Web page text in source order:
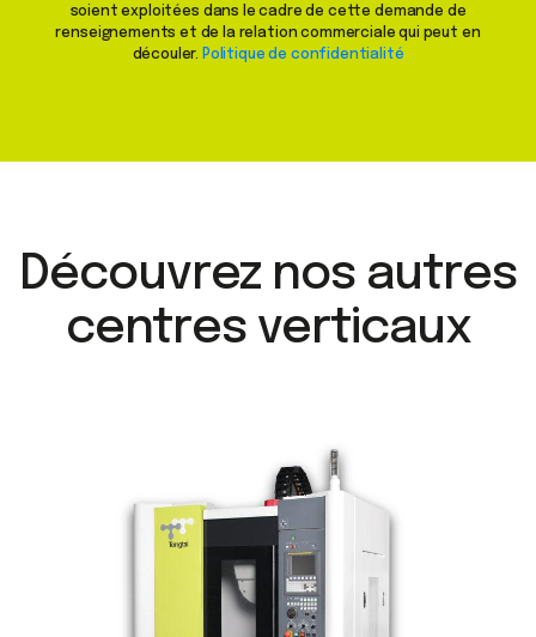
soient exploitées dans le cadre de cette demande de
renseignements et de la relation commerciale qui peut en
découler. Politique de confidentialité
Découvrez nos autres
centres verticaux